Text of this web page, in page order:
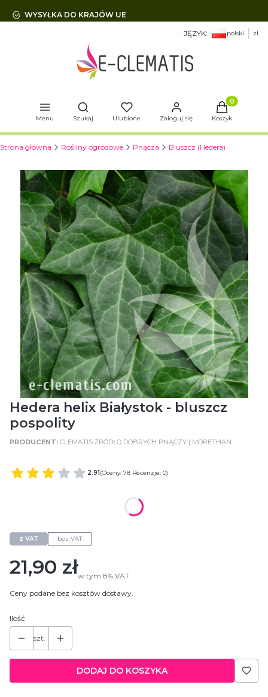
WYSYŁKA DO KRAJÓW UE
JĘZYK: polski zł
Menu
Otwórz wyszukiwarkę
Szukaj Ulubione Zaloguj się
Produkty
Koszyk
Strona główna Rośliny ogrodowe Pnącza Bluszcz (Hedera)
Hedera helix Białystok - bluszcz
pospolity
CLEMATIS ŹRÓDŁO DOBRYCH PNĄCZY | MORETHAN
2.91(Oceny: 78 Recenzje: 0)
z VAT bez VAT
Cena
21,90 złw tym 8% VAT
Ceny podane bez kosztów dostawy.
Ilość
szt.
DODAJ DO KOSZYKA